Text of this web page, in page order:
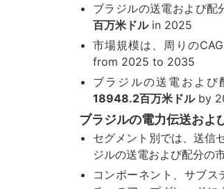
ブラジルの送電および配
百万米ドルin 2025
市場規模は、周りの
from 2025 to 2035
ブラジルの送電およ
18948.2百万米ドルby
ブラジルの電力伝送およ
セグメント別では、送信
ジルの送電および配分の市
コンポーネント、サブス